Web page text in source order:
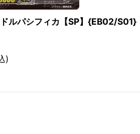
ドルパシフィカ【SP】{EB02/S01}
)